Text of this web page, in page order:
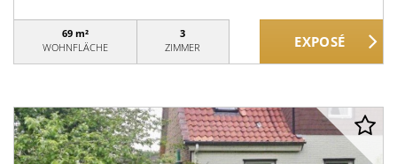
69 m²
WOHNFLÄCHE
3
ZIMMER